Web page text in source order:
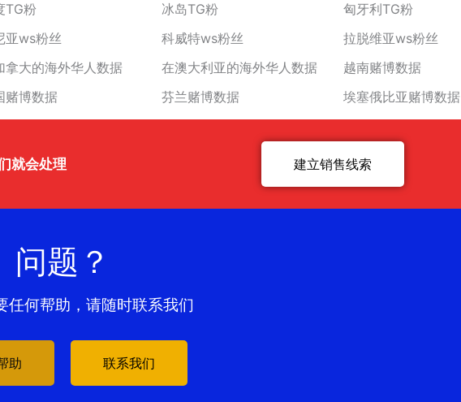
TG粉
亚ws粉丝
拿大的海外华人数据
赌博数据
冰岛TG粉
科威特ws粉丝
在澳大利亚的海外华人数据
芬兰赌博数据
匈牙利TG粉
拉脱维亚ws粉丝
越南赌博数据
埃塞俄比亚赌博数据
就会处理 建立销售线索
问题？
任何帮助，请随时联系我们
助 联系我们